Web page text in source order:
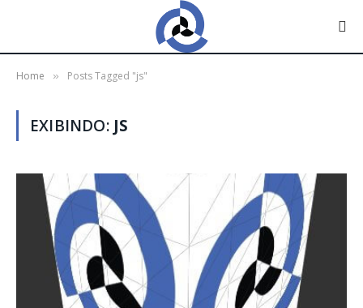
Home » Posts Tagged "js"
EXIBINDO: JS